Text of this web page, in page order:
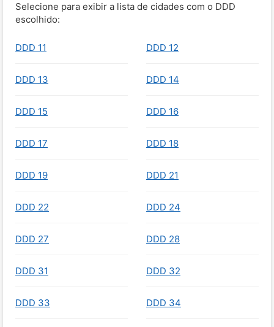
Selecione para exibir a lista de cidades com o DDD
escolhido:
DDD 11 DDD 12
DDD 13 DDD 14
DDD 15 DDD 16
DDD 17 DDD 18
DDD 19 DDD 21
DDD 22 DDD 24
DDD 27 DDD 28
DDD 31 DDD 32
DDD 33 DDD 34